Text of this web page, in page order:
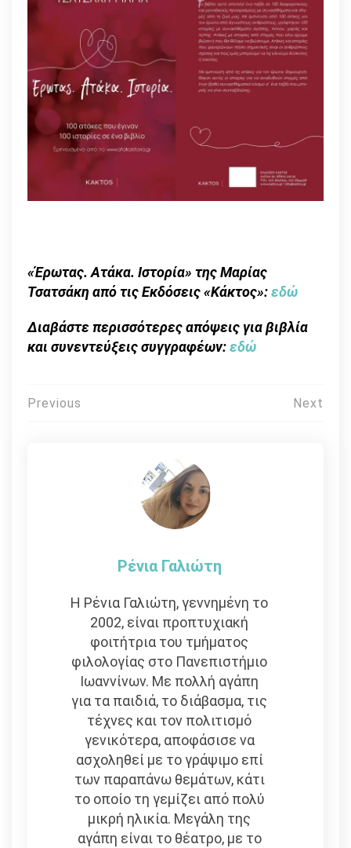
«Έρωτας. Ατάκα. Ιστορία» της Μαρίας
Τσατσάκη από τις Εκδόσεις «Κάκτος»:εδώ
Διαβάστε περισσότερες απόψεις για βιβλία
και συνεντεύξεις συγγραφέων:εδώ
Πλοήγηση
Previous Next
Ρένια Γαλιώτη
Η Ρένια Γαλιώτη, γεννημένη το
2002, είναι προπτυχιακή
φοιτήτρια του τμήματος
φιλολογίας στο Πανεπιστήμιο
Ιωαννίνων. Με πολλή αγάπη
για τα παιδιά, το διάβασμα, τις
τέχνες και τον πολιτισμό
γενικότερα, αποφάσισε να
ασχοληθεί με το γράψιμο επί
των παραπάνω θεμάτων, κάτι
το οποίο τη γεμίζει από πολύ
μικρή ηλικία. Μεγάλη της
αγάπη είναι το θέατρο, με το